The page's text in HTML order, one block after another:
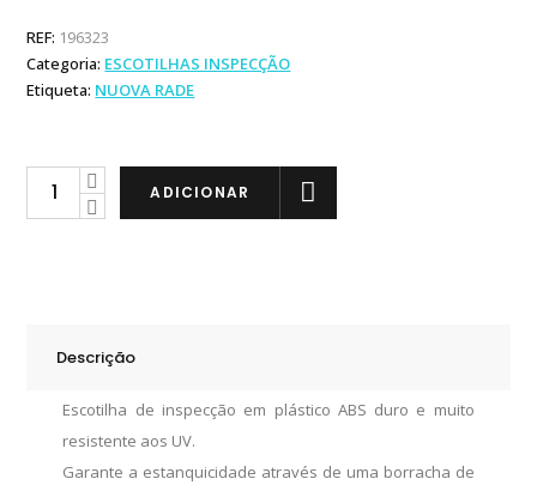
REF: 196323
Categoria: ESCOTILHAS INSPECÇÃO
Etiqueta: NUOVA RADE
Nuova
quantity
ADICIONAR
Descrição
Escotilha de inspecção em plástico ABS duro e muito
resistente aos UV.
Garante a estanquicidade através de uma borracha de